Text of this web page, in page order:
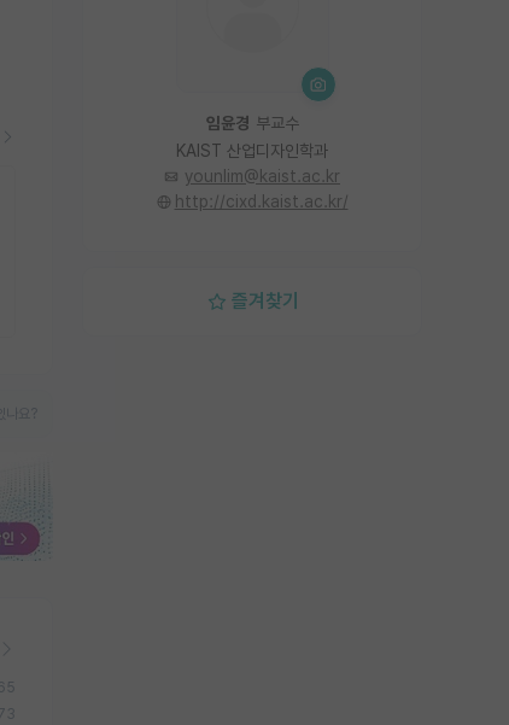
나요?
임윤경 부교수
KAIST 산업디자인학과
younlim@kaist.ac.kr
http://cixd.kaist.ac.kr/
즐겨찾기